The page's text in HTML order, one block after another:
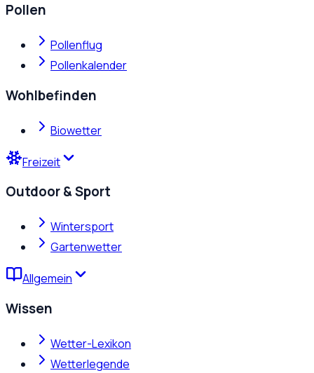
Pollen
Pollenflug
Pollenkalender
Wohlbefinden
Biowetter
Freizeit
Outdoor & Sport
Wintersport
Gartenwetter
Allgemein
Wissen
Wetter-Lexikon
Wetterlegende